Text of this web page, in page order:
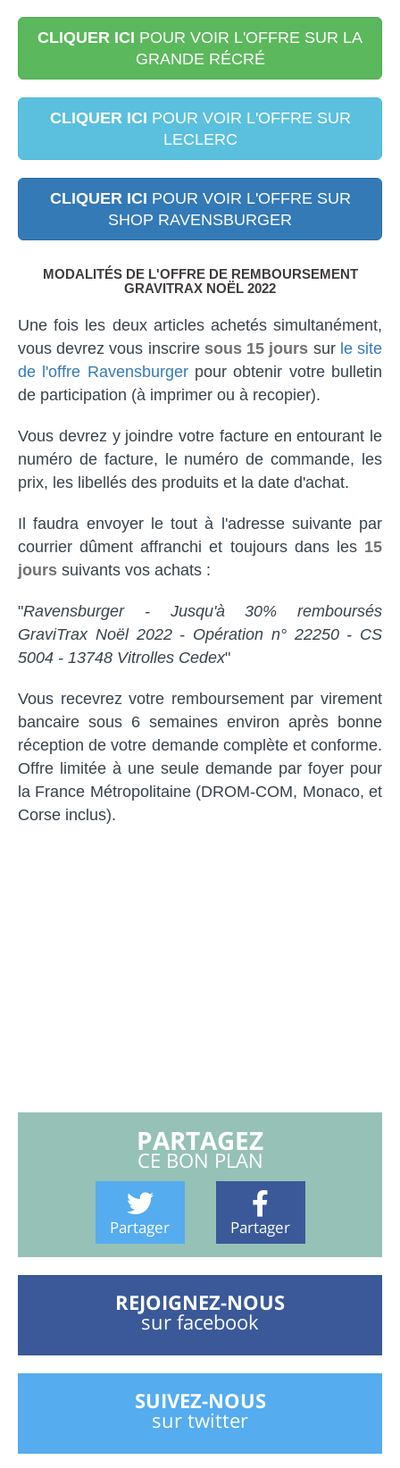
CLIQUER ICI POUR VOIR L'OFFRE SUR LA
GRANDE RÉCRÉ
CLIQUER ICI POUR VOIR L'OFFRE SUR
LECLERC
CLIQUER ICI POUR VOIR L'OFFRE SUR
SHOP RAVENSBURGER
MODALITÉS DE L'OFFRE DE REMBOURSEMENT
GRAVITRAX NOËL 2022
Une fois les deux articles achetés simultanément,
vous devrez vous inscrire sous 15 jours sur le site
de l'offre Ravensburgerpour obtenir votre bulletin
de participation (à imprimer ou à recopier).
Vous devrez y joindre votre facture en entourant le
numéro de facture, le numéro de commande, les
prix, les libellés des produits et la date d'achat.
Il faudra envoyer le tout à l'adresse suivante par
courrier dûment affranchi et toujours dans les 15
jours suivants vos achats :
"Ravensburger - Jusqu'à 30% remboursés
GraviTrax Noël 2022 - Opération n° 22250 - CS
5004 - 13748 Vitrolles Cedex"
Vous recevrez votre remboursement par virement
bancaire sous 6 semaines environ après bonne
réception de votre demande complète et conforme.
Offre limitée à une seule demande par foyer pour
la France Métropolitaine (DROM-COM, Monaco, et
Corse inclus).
PARTAGEZ
CE BON PLAN
Partager Partager
REJOIGNEZ-NOUS
sur facebook
SUIVEZ-NOUS
sur twitter